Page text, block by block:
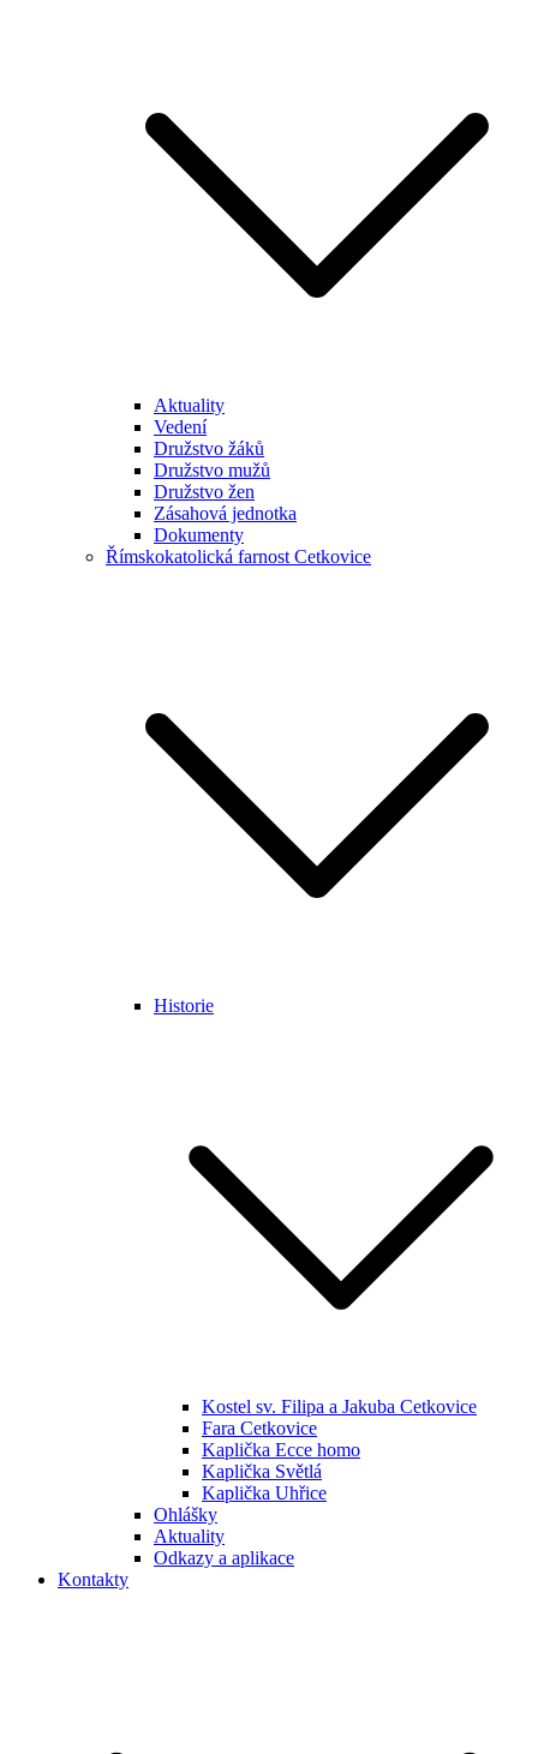
Aktuality
Vedení
Družstvo žáků
Družstvo mužů
Družstvo žen
Zásahová jednotka
Dokumenty
Římskokatolická farnost Cetkovice
Historie
Kostel sv. Filipa a Jakuba Cetkovice
Fara Cetkovice
Kaplička Ecce homo
Kaplička Světlá
Kaplička Uhřice
Ohlášky
Aktuality
Odkazy a aplikace
Kontakty